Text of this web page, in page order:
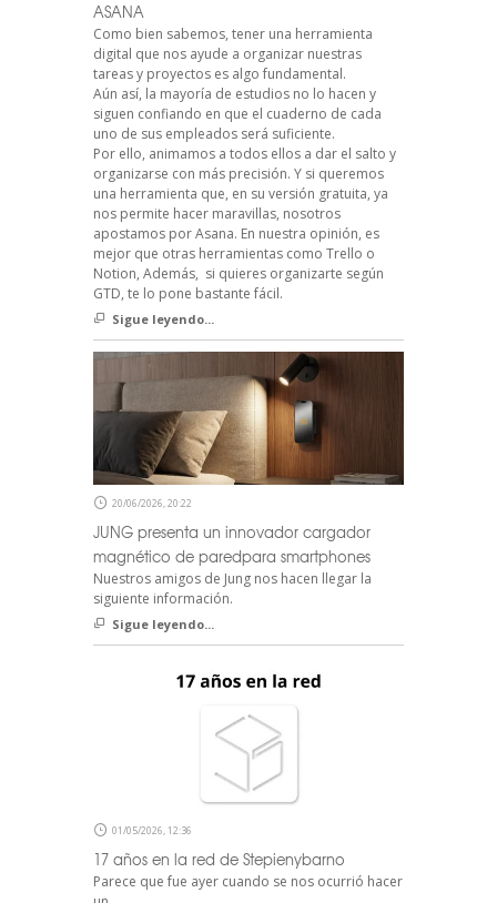
ASANA
Como bien sabemos, tener una herramienta
digital que nos ayude a organizar nuestras
tareas y proyectos es algo fundamental.
Aún así, la mayoría de estudios no lo hacen y
siguen confiando en que el cuaderno de cada
uno de sus empleados será suficiente.
Por ello, animamos a todos ellos a dar el salto y
organizarse con más precisión. Y si queremos
una herramienta que, en su versión gratuita, ya
nos permite hacer maravillas, nosotros
apostamos por Asana. En nuestra opinión, es
mejor que otras herramientas como Trello o
Notion, Además, si quieres organizarte según
GTD, te lo pone bastante fácil.
Sigue leyendo...
20/06/2026, 20:22
JUNG presenta un innovador cargador
magnético de paredpara smartphones
Nuestros amigos de Jung nos hacen llegar la
siguiente información.
Sigue leyendo...
01/05/2026, 12:36
17 años en la red de Stepienybarno
Parece que fue ayer cuando se nos ocurrió hacer